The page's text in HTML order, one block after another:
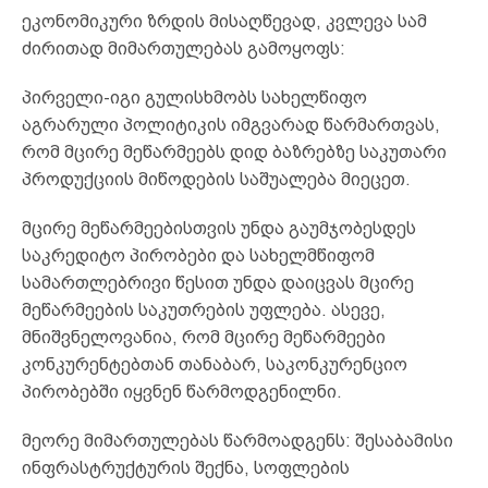
ეკონომიკური ზრდის მისაღწევად, კვლევა სამ
ძირითად მიმართულებას გამოყოფს:
პირველი-იგი გულისხმობს სახელწიფო
აგრარული პოლიტიკის იმგვარად წარმართვას,
რომ მცირე მეწარმეებს დიდ ბაზრებზე საკუთარი
პროდუქციის მიწოდების საშუალება მიეცეთ.
მცირე მეწარმეებისთვის უნდა გაუმჯობესდეს
საკრედიტო პირობები და სახელმწიფომ
სამართლებრივი წესით უნდა დაიცვას მცირე
მეწარმეების საკუთრების უფლება. ასევე,
მნიშვნელოვანია, რომ მცირე მეწარმეები
კონკურენტებთან თანაბარ, საკონკურენციო
პირობებში იყვნენ წარმოდგენილნი.
მეორე მიმართულებას წარმოადგენს: შესაბამისი
ინფრასტრუქტურის შექნა, სოფლების